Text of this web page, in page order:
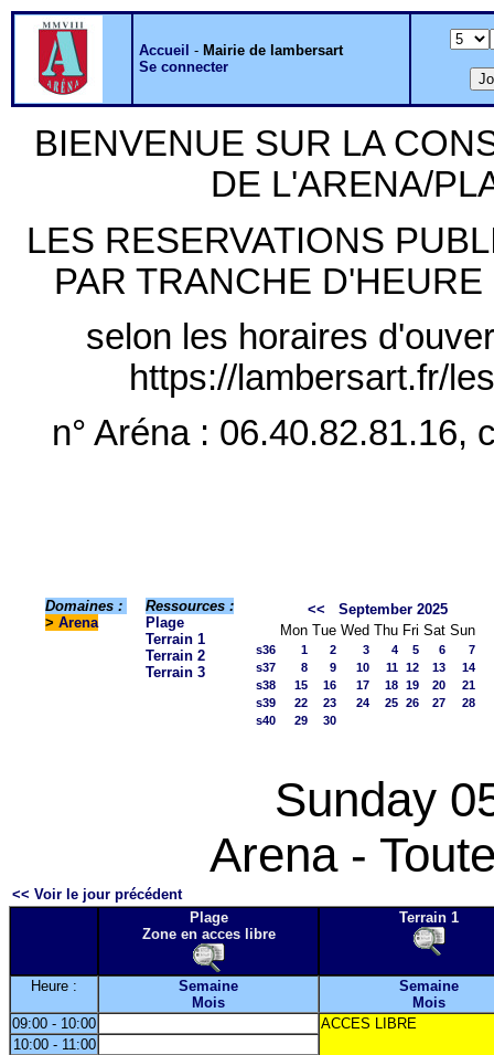
Accueil - Mairie de lambersart
Se connecter
BIENVENUE SUR LA
DE L'ARENA/
LES RESERVATIONS
PAR TRANCHE
selon les horaires
https://lambersart.fr/
n° Aréna : 06.40.82.81.16,
Domaines :
> Arena
Ressources :
Plage
Terrain 1
Terrain 2
Terrain 3
<<
September 2025
Mon Tue Wed Thu Fri Sat Sun
s36 1 2 3 4 5 6
7
s37
8 9 10 11 12 13
14
s38
15 16 17 18 19 20
21
s39
22 23 24 25 26 27
28
s40
29 30
Sunday
Arena -
<< Voir le jour précédent
Plage
Zone en acces libre
Terrain 1
Heure :
Semaine
Mois
Semaine
Mois
09:00 - 10:00
ACCES LIBRE
10:00 - 11:00